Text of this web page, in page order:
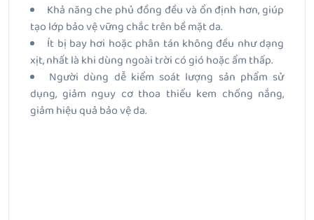
Khả năng che phủ đồng đều và ổn định hơn, giúp
tạo lớp bảo vệ vững chắc trên bề mặt da.
Ít bị bay hơi hoặc phân tán không đều như dạng
xịt, nhất là khi dùng ngoài trời có gió hoặc ẩm thấp.
Người dùng dễ kiểm soát lượng sản phẩm sử
dụng, giảm nguy cơ thoa thiếu kem chống nắng,
giảm hiệu quả bảo vệ da.